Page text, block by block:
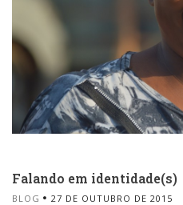
Falando em identidade(s)
BLOG 27 DE OUTUBRO DE 2015